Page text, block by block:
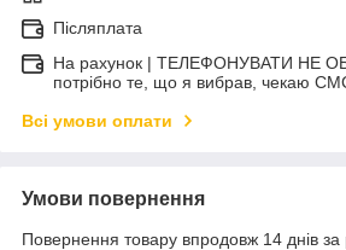
Післяплата
На рахунок | ТЕЛЕФОНУВАТИ НЕ
потрібно те, що я вибрав, чекаю
Всі умови оплати
Умови повернення
Повернення товару впродовж 14 днів за